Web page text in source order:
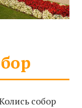
собор